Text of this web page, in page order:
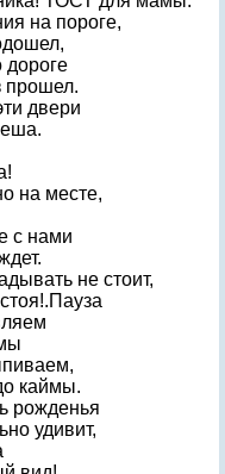
на пороге,
прошел.
двери
на месте,
с нами
не стоит,
каймы.
рожденья
удивит,